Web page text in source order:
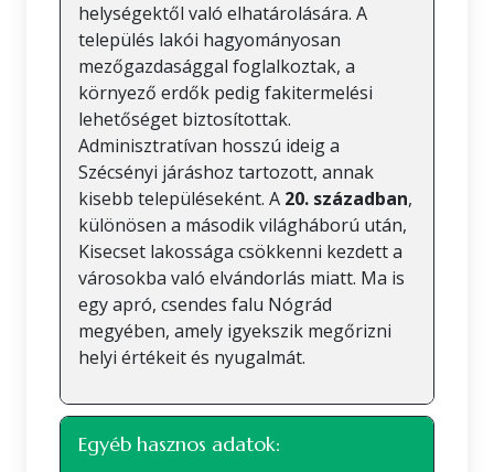
helységektől való elhatárolására. A
település lakói hagyományosan
mezőgazdasággal foglalkoztak, a
környező erdők pedig fakitermelési
lehetőséget biztosítottak.
Adminisztratívan hosszú ideig a
Szécsényi járáshoz tartozott, annak
kisebb településeként. A 20. században,
különösen a második világháború után,
Kisecset lakossága csökkenni kezdett a
városokba való elvándorlás miatt. Ma is
egy apró, csendes falu Nógrád
megyében, amely igyekszik megőrizni
helyi értékeit és nyugalmát.
Egyéb hasznos adatok: